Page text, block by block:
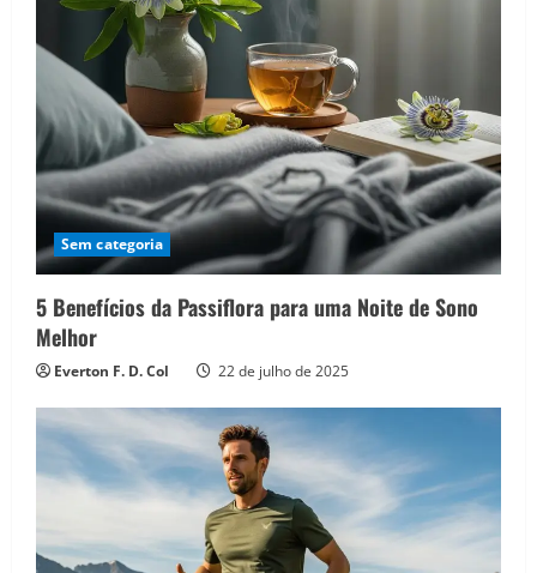
Sem categoria
5 Benefícios da Passiflora para uma Noite de Sono
Melhor
Everton F. D. Col 22 de julho de 2025